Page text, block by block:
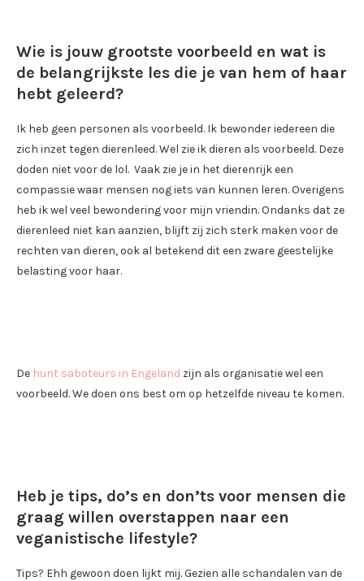
Wie is jouw grootste voorbeeld en wat is
de belangrijkste les die je van hem of haar
hebt geleerd?
Ik heb geen personen als voorbeeld. Ik bewonder iedereen die
zich inzet tegen dierenleed. Wel zie ik dieren als voorbeeld. Deze
doden niet voor de lol. Vaak zie je in het dierenrijk een
compassie waar mensen nog iets van kunnen leren. Overigens
heb ik wel veel bewondering voor mijn vriendin. Ondanks dat ze
dierenleed niet kan aanzien, blijft zij zich sterk maken voor de
rechten van dieren, ook al betekend dit een zware geestelijke
belasting voor haar.
De hunt saboteurs in Engeland zijn als organisatie wel een
voorbeeld. We doen ons best om op hetzelfde niveau te komen.
Heb je tips, do’s en don’ts voor mensen die
graag willen overstappen naar een
veganistische lifestyle?
Tips? Ehh gewoon doen lijkt mij. Gezien alle schandalen van de